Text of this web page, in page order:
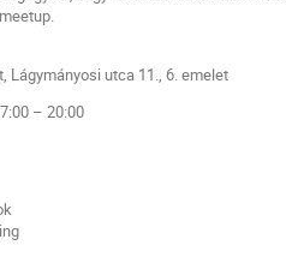
Lágymányosi utca 11., 6. emelet
– 20:00